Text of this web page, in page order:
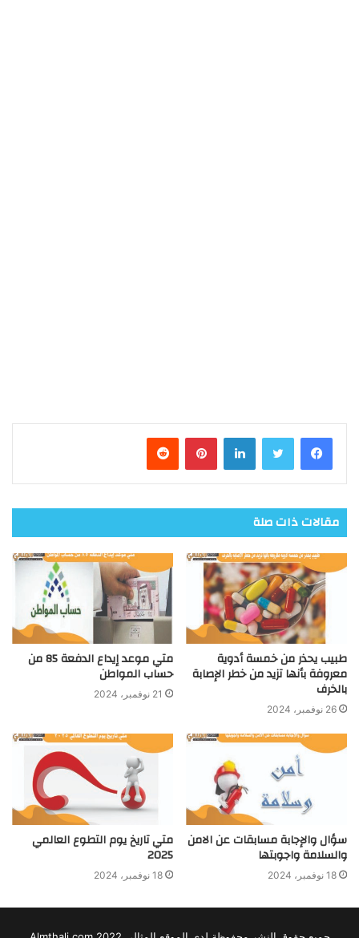
فيسبوك تويتر لينكدإن بينتيريست
مقالات ذات صلة
طبيب يحذر من خمسة أدوية
معروفة بأنها تزيد من خطر الإصابة
بالخرف
26 نوفمبر، 2024
متي موعد إيداع الدفعة 85 من
حساب المواطن
21 نوفمبر، 2024
سؤال والإجابة مسابقات عن الامن
والسلامة واجوبتها
18 نوفمبر، 2024
متي تاريخ يوم التطوع العالمي
2025
18 نوفمبر، 2024